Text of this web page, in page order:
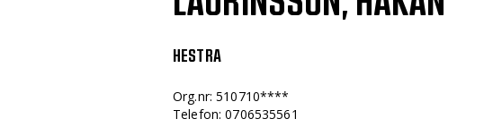
HESTRA
Org.nr: 510710****
Telefon: 0706535561